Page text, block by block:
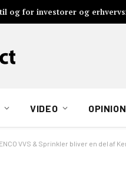
og for investorer og
VIDEO OPINION
VVS & Sprinkler bliver en del af